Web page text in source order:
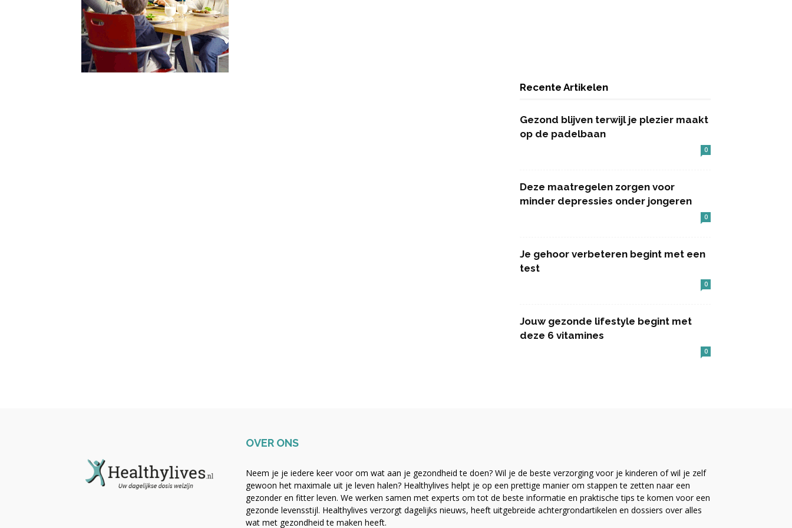
Recente Artikelen
Gezond blijven terwijl je plezier maakt
op de padelbaan
0
Deze maatregelen zorgen voor
minder depressies onder jongeren
0
Je gehoor verbeteren begint met een
test
0
Jouw gezonde lifestyle begint met
deze 6 vitamines
0
OVER ONS
Neem je je iedere keer voor om wat aan je gezondheid te doen? Wil je de beste verzorging voor je kinderen of wil je zelf
gewoon het maximale uit je leven halen? Healthylives helpt je op een prettige manier om stappen te zetten naar een
gezonder en fitter leven. We werken samen met experts om tot de beste informatie en praktische tips te komen voor een
gezonde levensstijl. Healthylives verzorgt dagelijks nieuws, heeft uitgebreide achtergrondartikelen en dossiers over alles
wat met gezondheid te maken heeft.